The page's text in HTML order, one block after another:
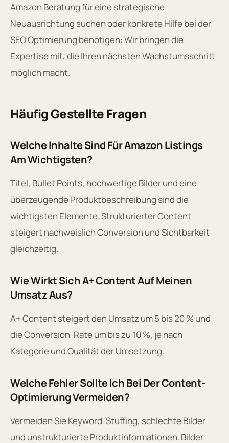
Amazon Beratung für eine strategische
Neuausrichtung suchen oder konkrete Hilfe bei der
SEO Optimierung benötigen: Wir bringen die
Expertise mit, die Ihren nächsten Wachstumsschritt
möglich macht.
Häufig Gestellte Fragen
Welche Inhalte Sind Für Amazon Listings
Am Wichtigsten?
Titel, Bullet Points, hochwertige Bilder und eine
überzeugende Produktbeschreibung sind die
wichtigsten Elemente. Strukturierter Content
steigert nachweislich Conversion und Sichtbarkeit
gleichzeitig.
Wie Wirkt Sich A+ Content Auf Meinen
Umsatz Aus?
A+ Content steigert den Umsatz um 5 bis 20 % und
die Conversion-Rate um bis zu 10 %, je nach
Kategorie und Qualität der Umsetzung.
Welche Fehler Sollte Ich Bei Der Content-
Optimierung Vermeiden?
Vermeiden Sie Keyword-Stuffing, schlechte Bilder
und unstrukturierte Produktinformationen. Bilder